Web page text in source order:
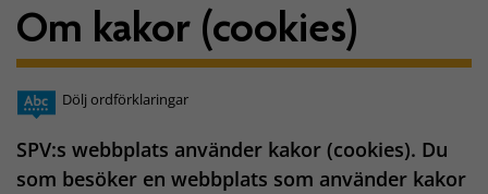
Om kakor (cookies)
Dölj ordförklaringar
SPV:s webbplats använder kakor (cookies). Du
som besöker en webbplats som använder kakor